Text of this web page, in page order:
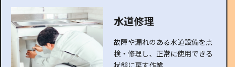
水道修理
故障や漏れのある水道設備を点
検・修理し、正常に使用できる